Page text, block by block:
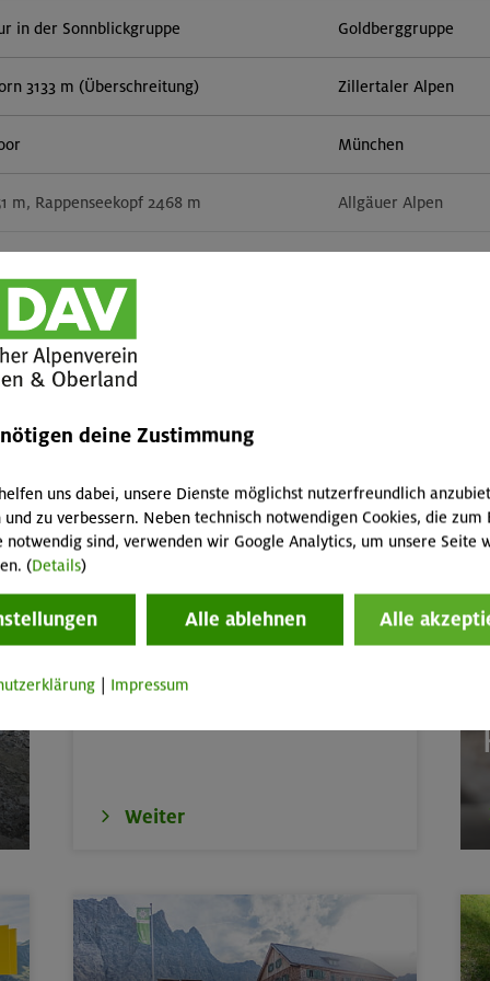
in der Sonnblickgruppe Goldberggruppe
3133 m (Überschreitung) Zillertaler Alpen
München
m, Rappenseekopf 2468 m Allgäuer Alpen
von Montafon und Rätikon
um den Hochgern
Karwendel
m und Schönbichler Horn 3133 m Zillertaler Alpen
indoor (3 Termine)
indoor
den Sommerferien für 8-12 Jährige
Weltmeisterin!
Paula Mayer-Vorfelder kämpft sich in der
Mittagshitze ins Finale und holt WM-Gold.
Weiter
deine Zustimmung
uns dabei, unsere Dienste möglichst nutzerfreundlich
und zu verbessern. Neben technisch notwendigen Cookies, die zum
notwendig sind, verwenden wir Google Analytics, um unsere Seite
(Details)
Alle ablehnen Alle
Impressum